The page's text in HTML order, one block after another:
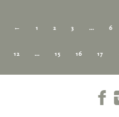
← 1 2 3 … 6
12 … 15 16 17